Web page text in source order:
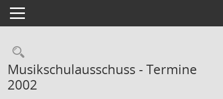
Toggle navigation
Rechercheauswahl
Musikschulausschuss - Termine
2002